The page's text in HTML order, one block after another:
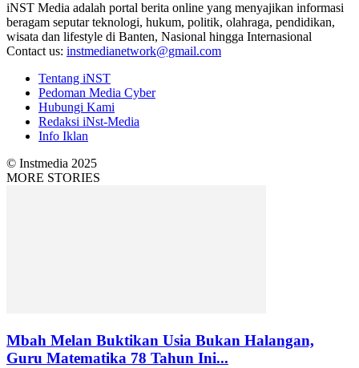
iNST Media adalah portal berita online yang menyajikan informasi
beragam seputar teknologi, hukum, politik, olahraga, pendidikan,
wisata dan lifestyle di Banten, Nasional hingga Internasional
Contact us: instmedianetwork@gmail.com
Tentang iNST
Pedoman Media Cyber
Hubungi Kami
Redaksi iNst-Media
Info Iklan
© Instmedia 2025
MORE STORIES
Mbah Melan Buktikan Usia Bukan Halangan,
Guru Matematika 78 Tahun Ini...